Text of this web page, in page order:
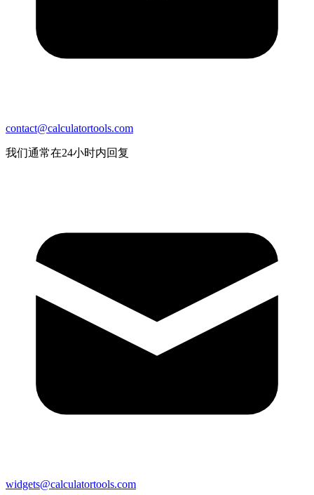
contact@calculatortools.com
我们通常在24小时内回复
widgets@calculatortools.com